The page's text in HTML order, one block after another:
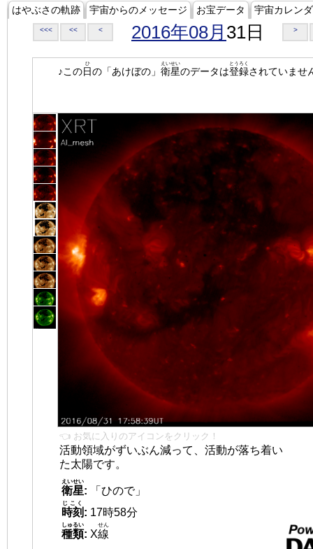
はやぶさの軌跡 宇宙からのメッセージ お宝データ 宇宙カレン
<<< << < 2016年08月 31日 >
♪この日
ひ
の「あけぼの」 衛星
えいせい
のデータは登録
とうろく
されていませ
👈 お気に入りのアイコンをクリック！
活動領域がずいぶん減って、活動が落ち着い
た太陽です。
衛星
えいせい
:
「ひので」
時刻
じこく
: 17時58分
種類
しゅるい
: X線
せん